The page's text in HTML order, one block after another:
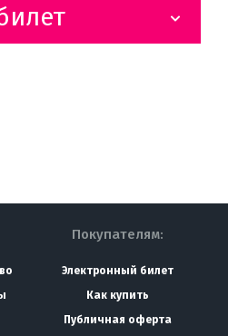
Покупателям:
Электронный билет
Как купить
Публичная оферта